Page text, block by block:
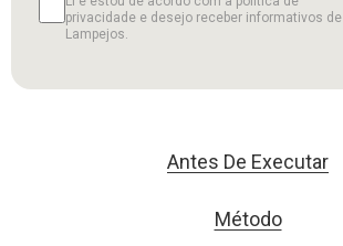
privacidade e desejo receber informativos de
Lampejos.
Antes De Executar
Método